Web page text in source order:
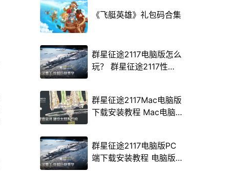
《飞艇英雄》礼包码合集
群星征途2117电脑版怎么
玩？ 群星征途2117性能
群星征途2117Mac电脑版
下载安装教程 Mac电脑
群星征途2117电脑版PC
端下载安装教程 电脑版